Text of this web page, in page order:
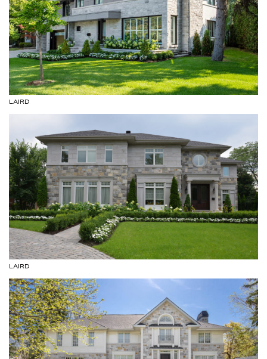
LAIRD
LAIRD